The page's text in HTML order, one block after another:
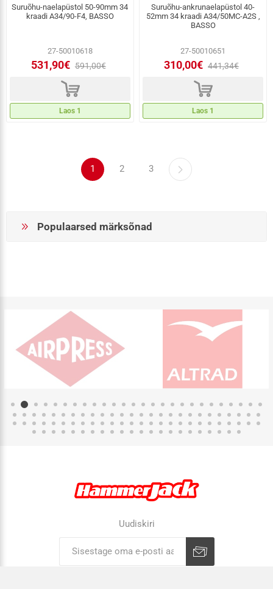
Suruõhu-naelapüstol 50-90mm 34
kraadi A34/90-F4, BASSO
27-50010618
531,90€ 591,00€
d
Laos 1
Suruõhu-ankrunaelapüstol 40-
52mm 34 kraadi A34/50MC-A2S ,
BASSO
27-50010651
310,00€ 441,34€
d
Laos 1
1 2 3
Populaarsed märksõnad
Uudiskiri